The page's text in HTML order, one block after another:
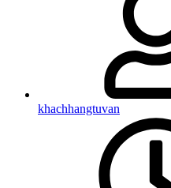
khachhangtuvan